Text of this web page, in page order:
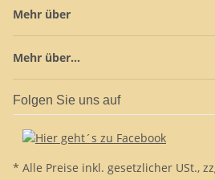
Mehr über
Mehr über...
Folgen Sie uns auf
* Alle Preise inkl. gesetzlicher USt.,